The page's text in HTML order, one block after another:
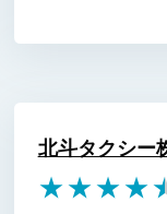
北斗タクシー
★★★★